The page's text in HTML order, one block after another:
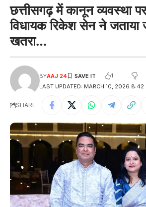
छत्तीसगढ़ में कानून व्यवस्था
विधायक रिकेश सेन ने जताया
खतरा…
LAST UPDATED: MARCH 10, 2026 8:42
BYAAJ 24 1
SHARE